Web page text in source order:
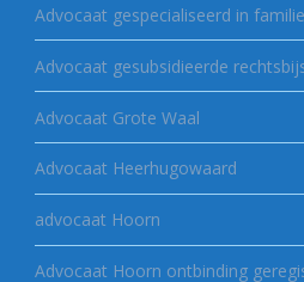
Advocaat gespecialiseerd in
Advocaat gesubsidieerde
Advocaat Grote Waal
Advocaat Heerhugowaard
advocaat Hoorn
Advocaat Hoorn ontbinding